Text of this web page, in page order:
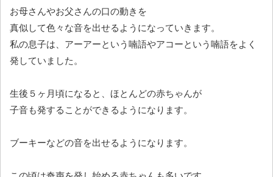
お母さんやお父さんの口の動きを
真似して色々な音を出せるようになっていきます。
私の息子は、アーアーという喃語やアコーという喃語をよく
発していました。
生後５ヶ月頃になると、ほとんどの赤ちゃんが
子音も発することができるようになります。
ブーキーなどの音を出せるようになります。